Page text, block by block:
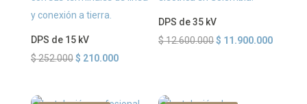
DPS de 15 kV
$252.000 El
$ 210.000El
DPS de 35 kV
$12.600.000El
$ 11.900.000El